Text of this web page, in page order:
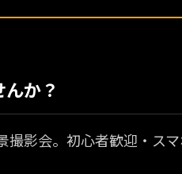
か？
影会。初心者歓迎・スマ